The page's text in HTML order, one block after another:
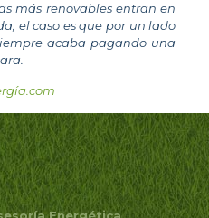
más renovables entran en
el caso es que por un lado
acaba pagando una